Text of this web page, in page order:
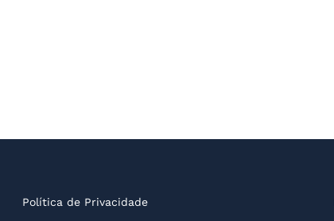
Política de Privacidade